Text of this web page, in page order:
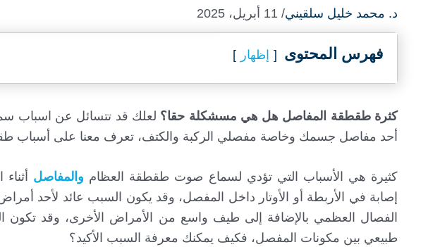
د. محمد خليل سلقيني/ 11 أبريل، 2025
فهرس المحتوى إظهار
كثرة طقطقة المفاصل هل هي مسشكلة حقا؟ لعلك قد تتسائل عن اسباب
أحد مفاصل جسمك وخاصة مفصلي الركبة والكتف، تعرف معنا على أسباب
كثيرة هي الأسباب التي تؤدي لسماع صوت طقطقة العظام والمفاصل
إصابة في الأربطة أو الأوتار داخل المفصل، وقد يكون السبب عائد لأحد أمراض
الفصال العظمي بالإضافة إلى طيف واسع من الأمراض الأخرى، وقد تكون
طبيعي بين مكونات المفصل، فكيف يمكنك معرفة السبب الأكيد؟